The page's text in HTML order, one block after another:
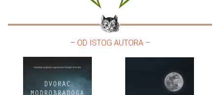
– OD ISTOG AUTORA –